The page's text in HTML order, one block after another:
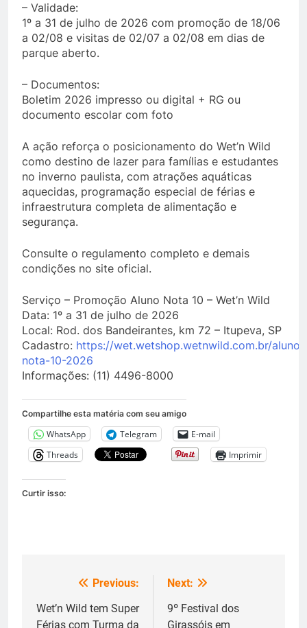
– Validade:
1º a 31 de julho de 2026 com promoção de 18/06
a 02/08 e visitas de 02/07 a 02/08 em dias de
parque aberto.
– Documentos:
Boletim 2026 impresso ou digital + RG ou
documento escolar com foto
A ação reforça o posicionamento do Wet’n Wild
como destino de lazer para famílias e estudantes
no inverno paulista, com atrações aquáticas
aquecidas, programação especial de férias e
infraestrutura completa de alimentação e
segurança.
Consulte o regulamento completo e demais
condições no site oficial.
Serviço – Promoção Aluno Nota 10 – Wet’n Wild
Data: 1º a 31 de julho de 2026
Local: Rod. dos Bandeirantes, km 72 – Itupeva, SP
Cadastro: https://wet.wetshop.wetnwild.com.br/aluno-
nota-10-2026
Informações: (11) 4496-8000
Compartilhe esta matéria com seu amigo
WhatsApp Telegram
E-mail
Threads
Imprimir
Curtir isso:
Navegação
de
Previous:
Wet’n Wild tem Super
Férias com Turma da
Next:
9º Festival dos
Girassóis em